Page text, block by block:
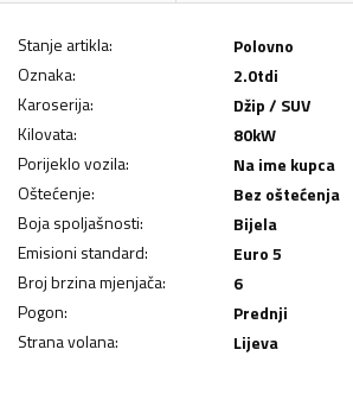
Stanje artikla:
Polovno
Oznaka:
2.0tdi
Karoserija:
Džip / SUV
Kilovata: 80kW
Porijeklo vozila:
Na ime kupca
Oštećenje:
Bez oštećenja
Boja spoljašnosti:
Bijela
Emisioni standard:
Euro 5
Broj brzina mjenjača:
6
Pogon:
Prednji
Strana volana: Lijeva